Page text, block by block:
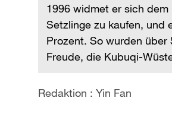
1996 widmet er sich
Setzlinge zu kaufen, und
Prozent. So wurden über
Freude, die Kubuqi-
Redaktion : Yin Fan